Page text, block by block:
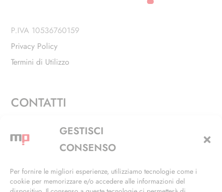
GESTISCI
CONSENSO
Per fornire le migliori esperienze, utilizziamo tecnologie come i
cookie per memorizzare e/o accedere alle informazioni del
P.IVA 10536760159
Privacy Policy
Termini di Utilizzo
CONTATTI
Via Alfieri, 27 - Trezzano Sul Naviglio (MI)
+39 02 4846 3155
info@masterphil.it